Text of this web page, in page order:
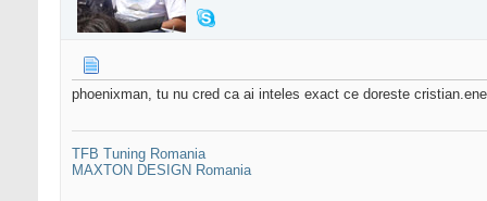
phoenixman, tu nu cred ca ai inteles exact ce doreste cristian.ene
TFB Tuning Romania
MAXTON DESIGN Romania